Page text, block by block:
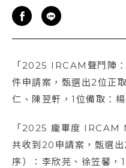
「2025 IRCAM聲鬥陣
件申請案，甄選出2位正
仁、陳翌軒，1位備取：楊
「2025 龐畢度 IRCAM
共收到20申請案，甄選
序）：李欣芫、徐笠馨，